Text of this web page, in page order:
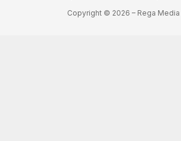
Copyright © 2026 – Rega